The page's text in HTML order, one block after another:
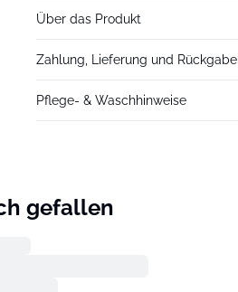
Über das Produkt
Zahlung, Lieferung und Rückgabe
Pflege- & Waschhinweise
gefallen